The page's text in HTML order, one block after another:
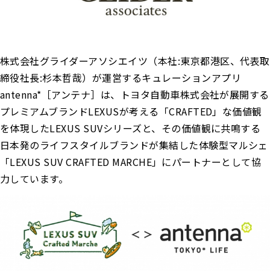
株式会社グライダーアソシエイツ（本社:東京都港区、代表取
締役社⻑:杉本哲哉）が運営するキュレーションアプリ
antenna*［アンテナ］は、トヨタ自動車株式会社が展開する
プレミアムブランドLEXUSが考える「CRAFTED」な価値観
を体現したLEXUS SUVシリーズと、その価値観に共鳴する
日本発のライフスタイルブランドが集結した体験型マルシェ
「LEXUS SUV CRAFTED MARCHE」にパートナーとして協
力しています。